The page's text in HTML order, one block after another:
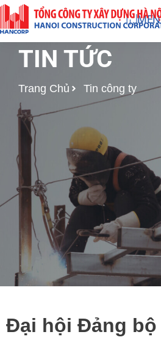
Nhảy
tới
nội
dungTIN TỨC
Trang Chủ Tin công ty
Đại hội Đảng